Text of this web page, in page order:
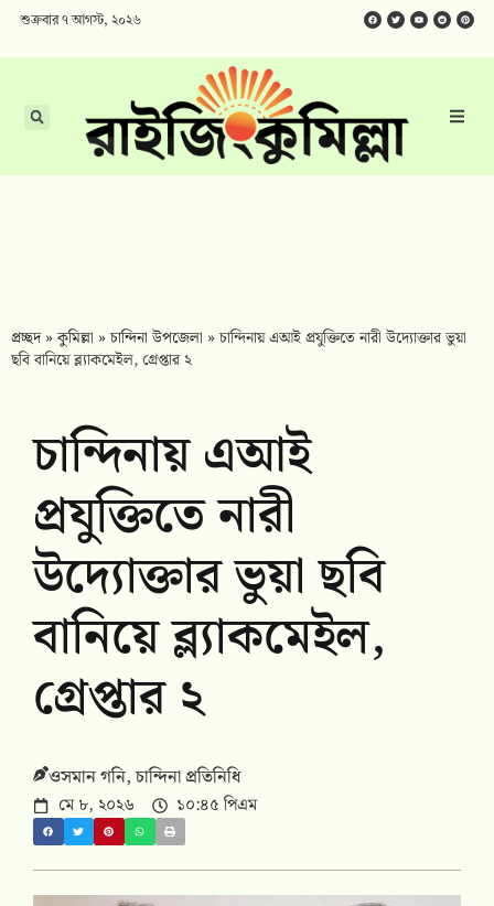
শুক্রবার ৭ আগস্ট, ২০২৬
প্রচ্ছদ»কুমিল্লা »চান্দিনা উপজেলা »চান্দিনায় এআই প্রযুক্তিতে নারী উদ্যোক্তার ভুয়া
ছবি বানিয়ে ব্ল্যাকমেইল, গ্রেপ্তার ২
চান্দিনায় এআই
প্রযুক্তিতে নারী
উদ্যোক্তার ভুয়া ছবি
বানিয়ে ব্ল্যাকমেইল,
গ্রেপ্তার ২
ওসমান গনি, চান্দিনা প্রতিনিধি
মে ৮, ২০২৬ ১০:৪৫ পিএম